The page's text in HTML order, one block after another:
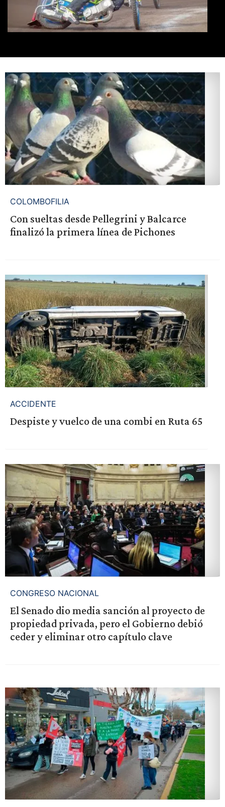
COLOMBOFILIA
Con sueltas desde Pellegrini y Balcarce
finalizó la primera línea de Pichones
ACCIDENTE
Despiste y vuelco de una combi en Ruta 65
CONGRESO NACIONAL
El Senado dio media sanción al proyecto de
propiedad privada, pero el Gobierno debió
ceder y eliminar otro capítulo clave